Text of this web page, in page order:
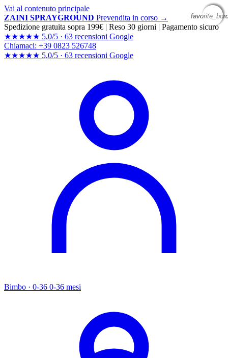
Vai al contenuto principale
ZAINI SPRAYGROUND Prevendita in corso →
Spedizione gratuita sopra 199€ | Reso 30 giorni | Pagamento sicuro
★★★★★ 5,0/5 · 63 recensioni Google
Chiamaci: +39 0823 526748
★★★★★ 5,0/5 · 63 recensioni Google
Bimbo · 0-36 0-36 mesi